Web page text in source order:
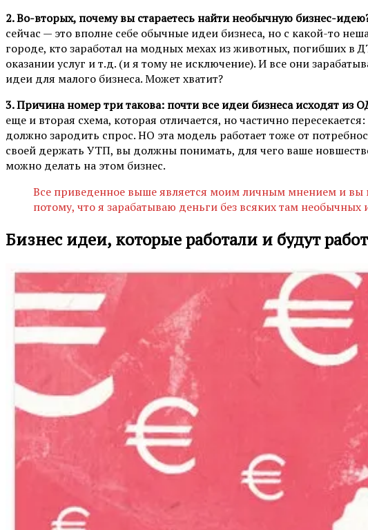
2. Во-вторых, почему вы стараетесь найти необычную бизнес-
сейчас — это вполне себе обычные идеи бизнеса, но с какой-то
городе, кто заработал на модных мехах из животных, погибших в
оказании услуг и т.д. (и я тому не исключение). И все они
идеи для малого бизнеса. Может хватит?
3. Причина номер три такова: почти все идеи бизнеса исходят из
еще и вторая схема, которая отличается, но частично
должно зародить спрос. НО эта модель работает тоже от
своей держать УТП, вы должны понимать, для чего ваше
можно делать на этом бизнес.
Все приведенное выше является моим личным мнением и вы
потому, что я зарабатываю деньги без всяких там
Бизнес идеи, которые работали и будут